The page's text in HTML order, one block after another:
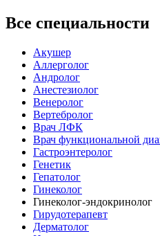
Все специальности
Акушер
Аллерголог
Андролог
Анестезиолог
Венеролог
Вертебролог
Врач ЛФК
Врач функциональной
Гастроэнтеролог
Генетик
Гепатолог
Гинеколог
Гинеколог-эндокринолог
Гирудотерапевт
Дерматолог